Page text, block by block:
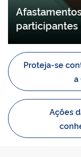
Proteja-se
a
Ações